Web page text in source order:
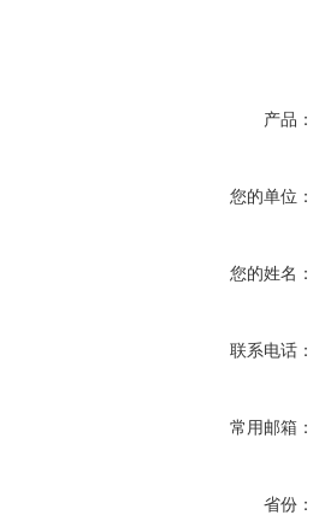
产品：
您的单位：
您的姓名：
联系电话：
常用邮箱：
省份：